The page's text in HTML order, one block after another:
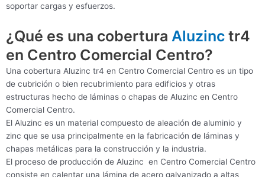
soportar cargas y esfuerzos.
¿Qué es una cobertura Aluzinc tr4
en Centro Comercial Centro?
Una cobertura Aluzinc tr4 en Centro Comercial Centro es un tipo
de cubrición o bien recubrimiento para edificios y otras
estructuras hecho de láminas o chapas de Aluzinc en Centro
Comercial Centro.
El Aluzinc es un material compuesto de aleación de aluminio y
zinc que se usa principalmente en la fabricación de láminas y
chapas metálicas para la construcción y la industria.
El proceso de producción de Aluzinc en Centro Comercial Centro
consiste en calentar una lámina de acero galvanizado a altas